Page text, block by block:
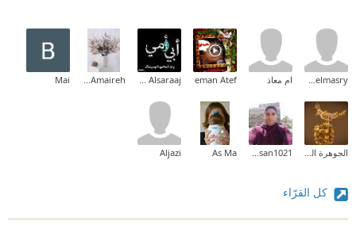
princeccaelmasry ام معاذ eman Atef
Zainab Alsaraaj
Amneh Amaireh
Mai
الجوهرة الفريدة Mohamed hassan1021
As Ma
Aljazi
كل القرّاء